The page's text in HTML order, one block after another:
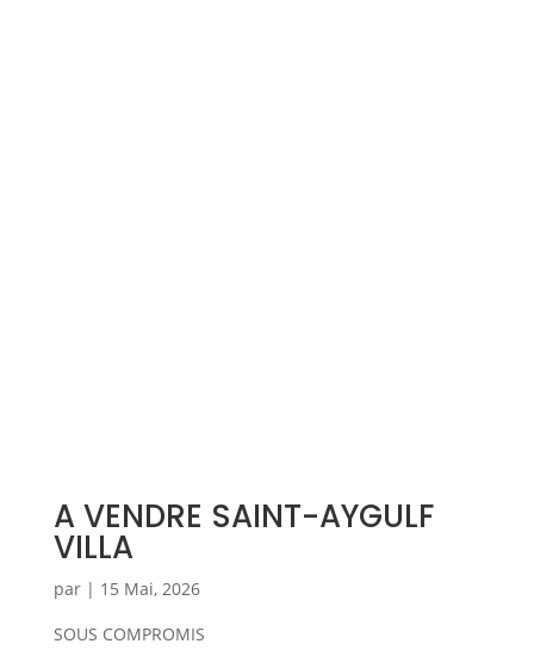
A VENDRE SAINT-AYGULF
VILLA
par | 15 Mai, 2026
SOUS COMPROMIS